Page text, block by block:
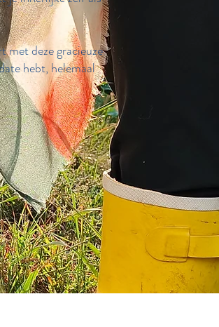
met deze gracieuze
hebt, helemaal